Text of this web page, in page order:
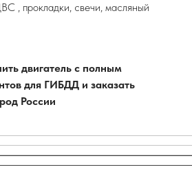
, прокладки, свечи, масляный
двигатель с полным
для ГИБДД и заказать
России